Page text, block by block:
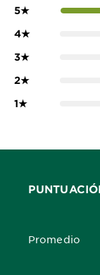
5★
4★
3★
2★
1★
Promedio
5,0 out of 5 stars